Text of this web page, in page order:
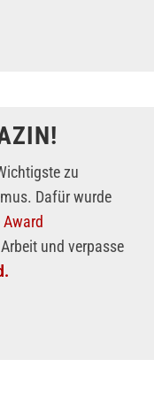
zu
Dafür wurde
und verpasse